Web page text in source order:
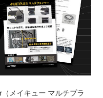
メイキュー マルチプラ